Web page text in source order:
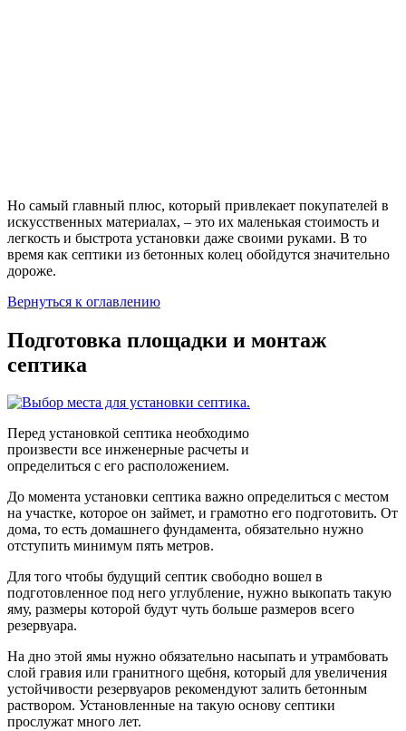
Но самый главный плюс, который привлекает покупателей в
искусственных материалах, – это их маленькая стоимость и
легкость и быстрота установки даже своими руками. В то
время как септики из бетонных колец обойдутся значительно
дороже.
Вернуться к оглавлению
Подготовка площадки и монтаж
септика
Перед установкой септика необходимо
произвести все инженерные расчеты и
определиться с его расположением.
До момента установки септика важно определиться с местом
на участке, которое он займет, и грамотно его подготовить. От
дома, то есть домашнего фундамента, обязательно нужно
отступить минимум пять метров.
Для того чтобы будущий септик свободно вошел в
подготовленное под него углубление, нужно выкопать такую
яму, размеры которой будут чуть больше размеров всего
резервуара.
На дно этой ямы нужно обязательно насыпать и утрамбовать
слой гравия или гранитного щебня, который для увеличения
устойчивости резервуаров рекомендуют залить бетонным
раствором. Установленные на такую основу септики
прослужат много лет.